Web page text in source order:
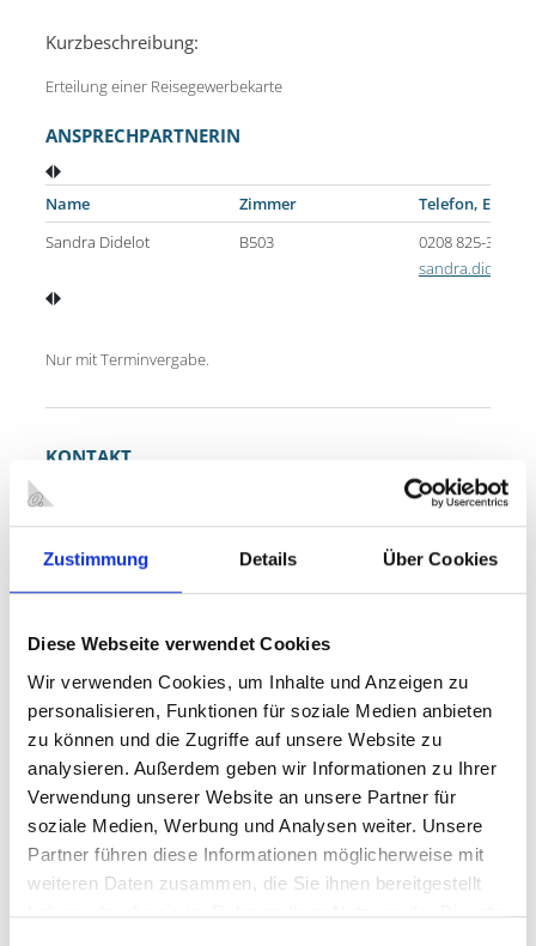
Zustimmung Details Über Cookies
Diese Webseite verwendet Cookies
Wir verwenden Cookies, um Inhalte und Anzeigen zu
personalisieren, Funktionen für soziale Medien anbieten
zu können und die Zugriffe auf unsere Website zu
analysieren. Außerdem geben wir Informationen zu Ihrer
Verwendung unserer Website an unsere Partner für
soziale Medien, Werbung und Analysen weiter. Unsere
Partner führen diese Informationen möglicherweise mit
weiteren Daten zusammen, die Sie ihnen bereitgestellt
Kurzbeschreibung:
Erteilung einer Reisegewerbekarte
ANSPRECHPARTNERIN
Name Zimmer
Telefon, E-Mail
Sandra Didelot
B503
0208 825-3649
Nur mit Terminvergabe.
KONTAKT
Stadt Oberhausen
Bahnhofstraße 66
46145 Oberhausen
Zwischen 20,00 Euro und 500,00 Euro
Bitte bringen Sie mit:
Sehen Sie dazu dasMerkblatt zur Reisegewerbekarte.